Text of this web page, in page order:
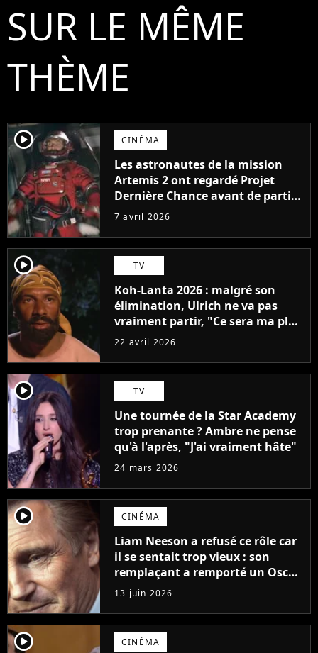
SUR LE MÊME
THÈME
player2 CINÉMA
Les astronautes de la mission
Artemis 2 ont regardé Projet
Dernière Chance avant de partir
pour la Lune : "C'est vraiment
7 avril 2026
player2 TV
Koh-Lanta 2026 : malgré son
élimination, Ulrich ne va pas
vraiment partir, "Ce sera ma plus
grande fierté"
22 avril 2026
player2 TV
Une tournée de la Star Academy
trop prenante ? Ambre ne pense
qu'à l'après, "J'ai vraiment hâte"
24 mars 2026
player2 CINÉMA
Liam Neeson a refusé ce rôle car
il se sentait trop vieux : son
remplaçant a remporté un Oscar
et est considéré comme le plus
grand acteur de tous les temps
13 juin 2026
player2 CINÉMA